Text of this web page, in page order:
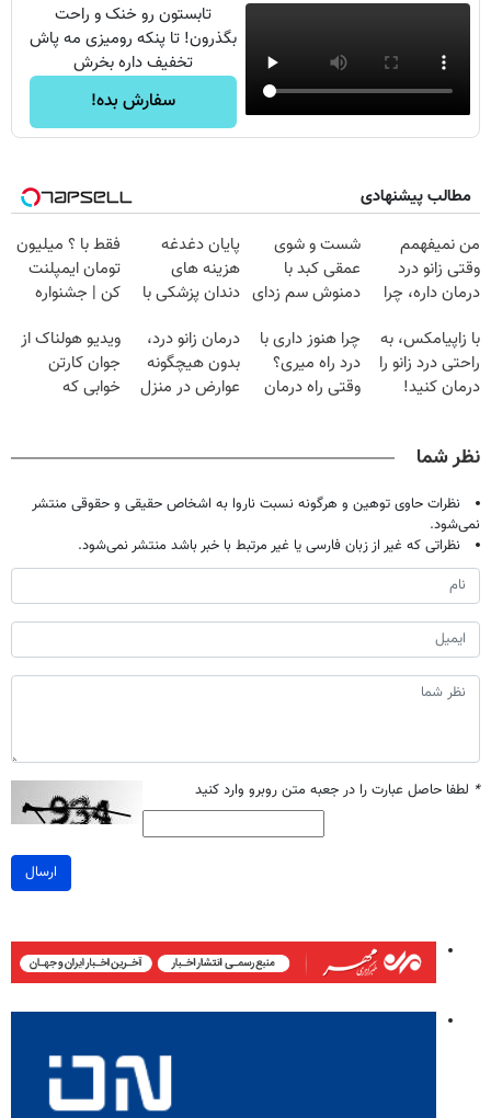
تابستون رو خنک و راحت
بگذرون! تا پنکه رومیزی مه پاش
تخفیف داره بخرش
سفارش بده!
مطالب پیشنهادی
من نمیفهمم
وقتی زانو درد
درمان داره، چرا
تحمل میکنی؟❗
شست و شوی
عمقی کبد با
دمنوش سم زدای
پایان دغدغه
هزینه های
دندان پزشکی با
خانگی
فقط با ؟ میلیون
تومان ایمپلنت
کن | جشنواره
با زاپیامکس، به
راحتی درد زانو را
درمان کنید!
چرا هنوز داری با
درد راه میری؟
وقتی راه درمان
درمان زانو درد،
بدون هیچگونه
عوارض در منزل
ویدیو هولناک از
جوان کارتن
خوابی که
نظر شما
نظرات حاوی توهین و هرگونه نسبت ناروا به اشخاص حقیقی و حقوقی منتشر
نمی‌شود.
نظراتی که غیر از زبان فارسی یا غیر مرتبط با خبر باشد منتشر نمی‌شود.
* لطفا حاصل عبارت را در جعبه متن روبرو وارد کنید
ارسال